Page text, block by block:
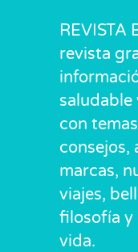
REVISTA
revista
saludable
con
consejos,
marcas,
viajes,
filosofía y
vida.